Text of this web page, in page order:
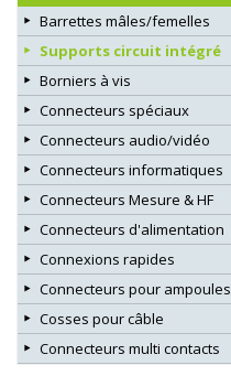
Barrettes mâles/femelles
Supports circuit intégré
Borniers à vis
Connecteurs spéciaux
Connecteurs audio/vidéo
Connecteurs informatiques
Connecteurs Mesure & HF
Connecteurs d'alimentation
Connexions rapides
Connecteurs pour ampoules
Cosses pour câble
Connecteurs multi contacts